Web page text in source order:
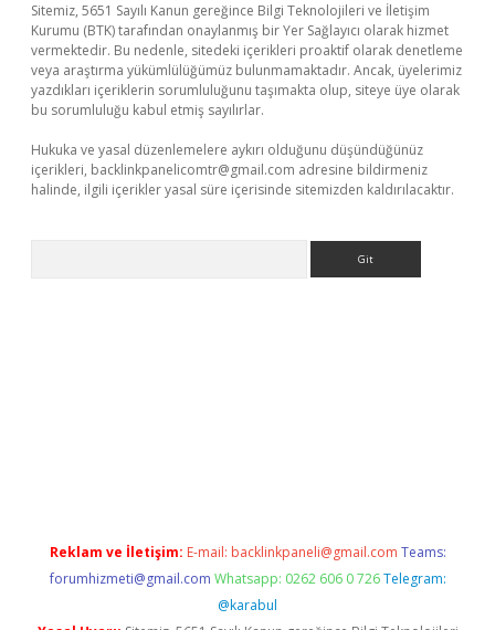
Sitemiz, 5651 Sayılı Kanun gereğince Bilgi Teknolojileri ve İletişim
Kurumu (BTK) tarafından onaylanmış bir Yer Sağlayıcı olarak hizmet
vermektedir. Bu nedenle, sitedeki içerikleri proaktif olarak denetleme
veya araştırma yükümlülüğümüz bulunmamaktadır. Ancak, üyelerimiz
yazdıkları içeriklerin sorumluluğunu taşımakta olup, siteye üye olarak
bu sorumluluğu kabul etmiş sayılırlar.
Hukuka ve yasal düzenlemelere aykırı olduğunu düşündüğünüz
içerikleri, backlinkpanelicomtr@gmail.com adresine bildirmeniz
halinde, ilgili içerikler yasal süre içerisinde sitemizden kaldırılacaktır.
Reklam ve İletişim: E-mail: backlinkpaneli@gmail.com Teams:
forumhizmeti@gmail.com Whatsapp: 0262 606 0 726 Telegram:
@karabul